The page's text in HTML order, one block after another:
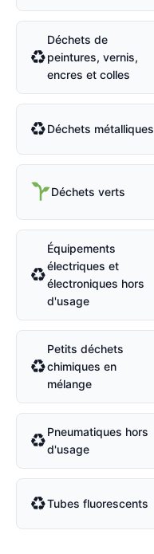
♻
Déchets de
peintures, vernis,
encres et colles
♻Déchets métalliques
Déchets verts
♻
Équipements
électriques et
électroniques hors
d'usage
♻
Petits déchets
chimiques en
mélange
♻Pneumatiques hors
d'usage
♻Tubes fluorescents